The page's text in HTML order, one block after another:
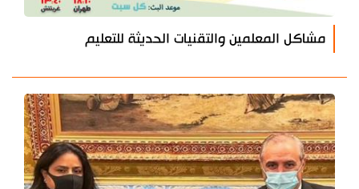
مشاكل المعلمين والتقنيات الحديثة للتعليم